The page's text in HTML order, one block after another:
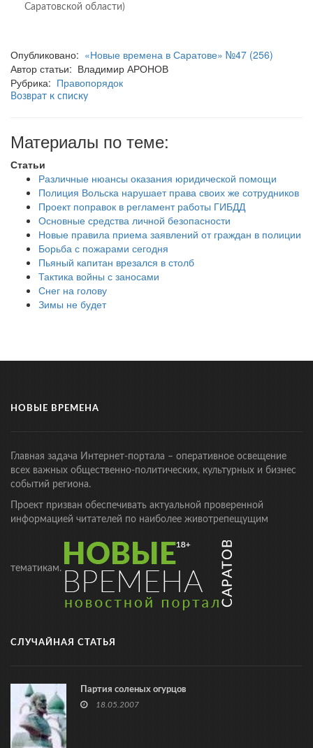
Саратовской области)
Опубликовано: «Новые времена в Саратове» №47 (256)
Автор статьи: Владимир АРОНОВ
Рубрика: Правопорядок
Возврат к списку
Материалы по теме:
Статьи
Различные нюансы оказания юридической помощи
Полиция Вольска нарушает права своих же сотрудников
Проект поправок в регламент работы ГИБДД
Основные средства личной безопасности
Новые правила приема заявлений от граждан в полиции
Борьба с пожарами сегодня
Пьяный капитан врезался в столб
Тактика войны с заносами
Снег на голову
Зимы не будет
НОВЫЕ ВРЕМЕНА
Главная задача Интернет-портала – оперативное освещение
всех важных общественно-политических, культурных и бизнес
событий региона.
Проект призван обеспечивать актуальной проверенной
информацией читателей по наиболее животрепещущим
тематикам.
СЛУЧАЙНАЯ СТАТЬЯ
Партия соленых огурцов
18.05.2007